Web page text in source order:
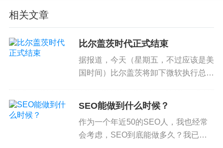
完全没有移动站怎么办？
百度还会在移动搜索中给予排名，当然肯定有减
分。搜索用户点击搜索结果后百度会转码处理，也
就是让用户访问一个在百度域名上的做了移动优化
并不能考虑网站自身特点，页面体验不能与真正移
动优化的页面比。用户其实没有访问站长网站，没
有成为网站真正流量。百度也不愿意转码，据说降
相关文章
比尔盖茨时代正式结束
据报道，今天（星期五，不过应该是美
国时间）比尔盖茨将卸下微软执行总裁
事业上。 比尔盖茨时代正式结束了。
先放两张照片，让大家感慨一...
SEO能做到什么时候？
作为一个年近50的SEO人，我也经常
会考虑，SEO到底能做多久？我已经